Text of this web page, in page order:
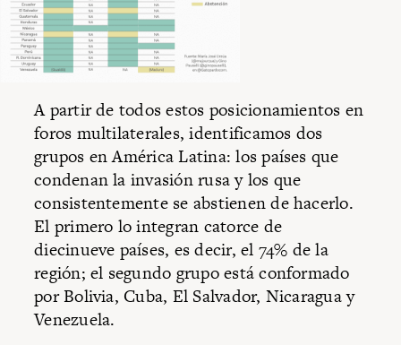
A partir de todos estos posicionamientos en
foros multilaterales, identificamos dos
grupos en América Latina: los países que
condenan la invasión rusa y los que
consistentemente se abstienen de hacerlo.
El primero lo integran catorce de
diecinueve países, es decir, el 74% de la
región; el segundo grupo está conformado
por Bolivia, Cuba, El Salvador, Nicaragua y
Venezuela.